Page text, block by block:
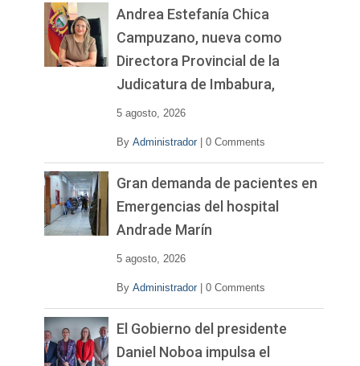
Andrea Estefanía Chica
Campuzano, nueva como
Directora Provincial de la
Judicatura de Imbabura,
5 agosto, 2026
By Administrador 0 Comments
Gran demanda de pacientes en
Emergencias del hospital
Andrade Marín
5 agosto, 2026
By Administrador 0 Comments
El Gobierno del presidente
Daniel Noboa impulsa el